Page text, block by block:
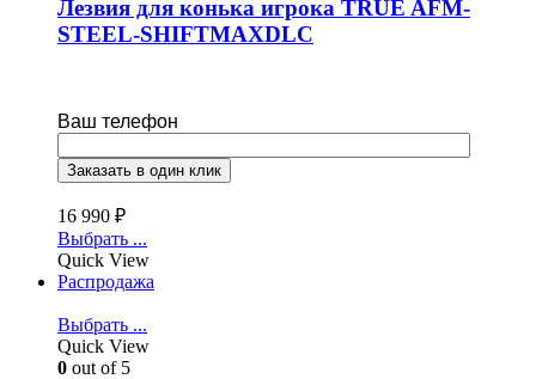
Лезвия для конька игрока TRUE AFM-
STEEL-SHIFTMAXDLC
Ваш телефон
16 990 ₽
Выбрать ...
Quick View
Распродажа
Выбрать ...
Quick View
0 out of 5